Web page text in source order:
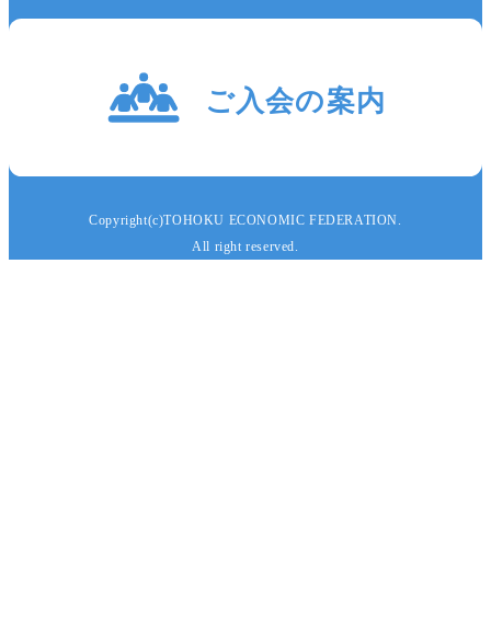
Copyright(c)TOHOKU ECONOMIC FEDERATION.
All right reserved.